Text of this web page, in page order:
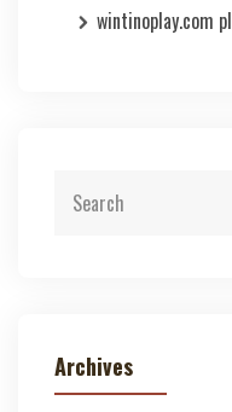
wintinoplay.com pl
Archives